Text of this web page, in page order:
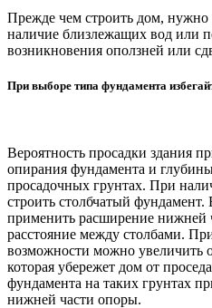
Прежде чем строить дом, нужно
наличие близлежащих вод или
возникновения оползней или
При выборе типа фундамента
Вероятность просадки здания
опирания фундамента и
просадочных грунтах. При
строить столбчатый
применить расширение нижней
расстояние между столбами.
возможности можно увеличить
которая убережет дом от
фундамента на таких грунтах
нижней части опоры.